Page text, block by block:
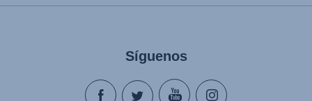
Síguenos